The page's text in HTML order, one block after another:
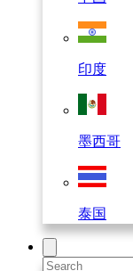
印度
墨西哥
泰国